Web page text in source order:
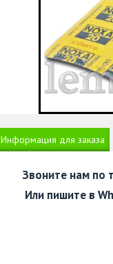
Информация для заказа
Звоните нам по
Или пишите в